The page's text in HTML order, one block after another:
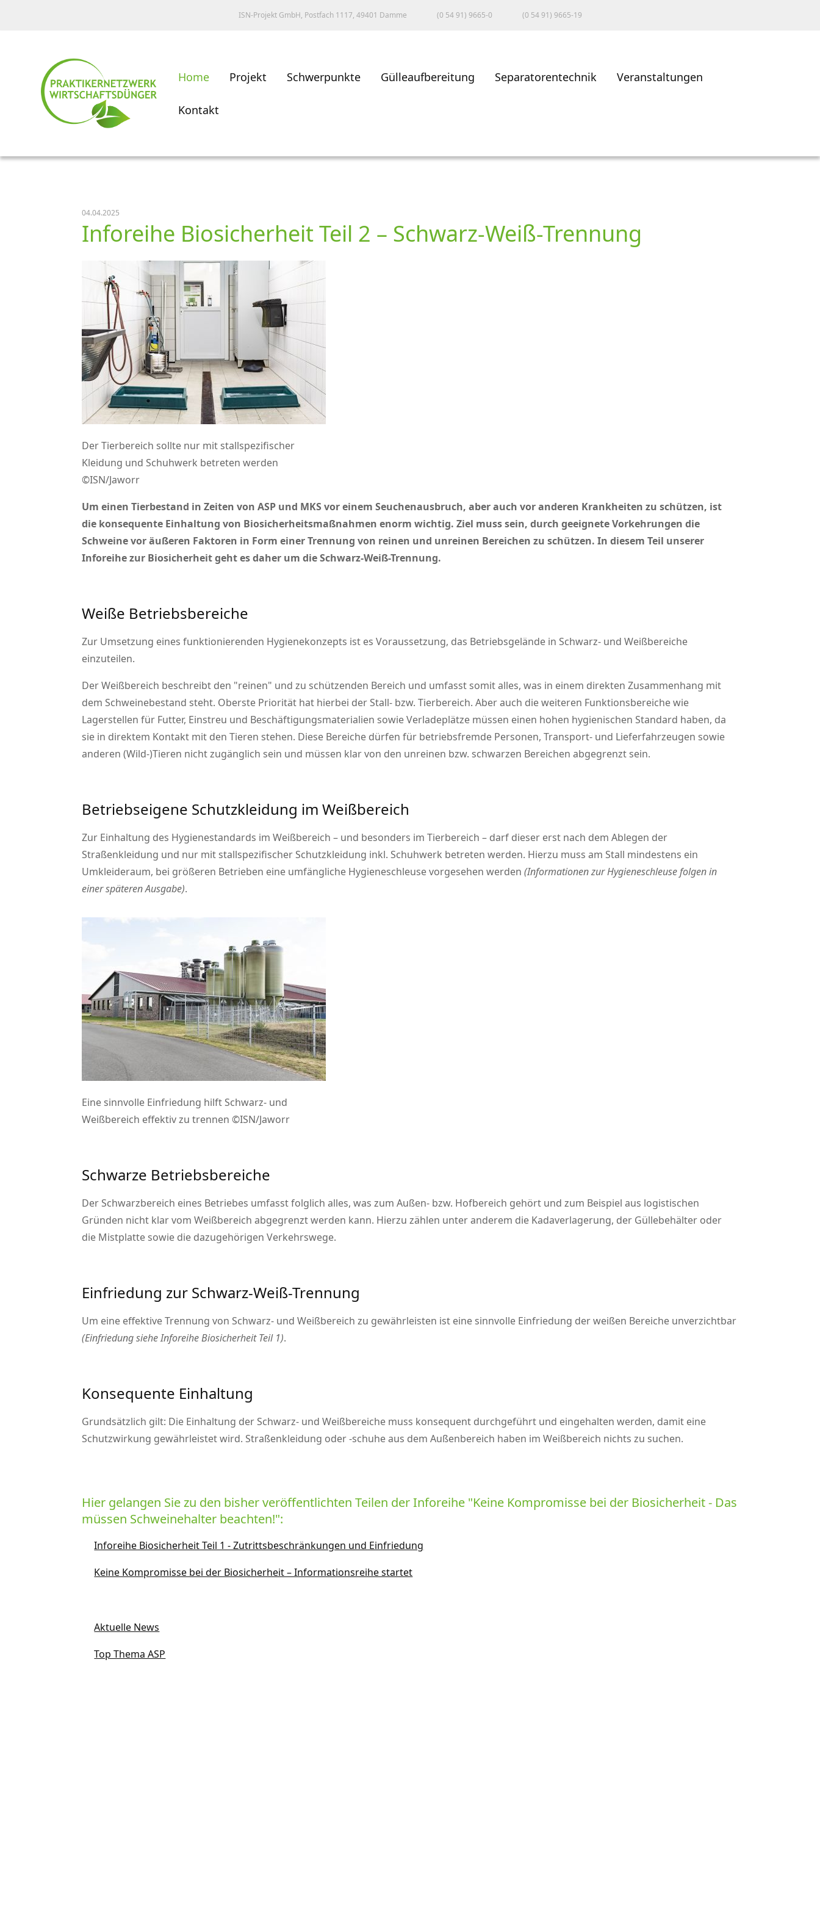
ISN-Projekt GmbH, Postfach 1117, 49401 Damme (0 54 91) 9665-0 (0 54 91) 9665-19
Home Projekt Schwerpunkte Gülleaufbereitung Separatorentechnik Veranstaltungen
Kontakt
04.04.2025
Inforeihe Biosicherheit Teil 2 – Schwarz-Weiß-Trennung
Der Tierbereich sollte nur mit stallspezifischer
Kleidung und Schuhwerk betreten werden
©ISN/Jaworr
Um einen Tierbestand in Zeiten von ASP und MKS vor einem Seuchenausbruch, aber auch vor anderen Krankheiten zu schützen, ist
die konsequente Einhaltung von Biosicherheitsmaßnahmen enorm wichtig. Ziel muss sein, durch geeignete Vorkehrungen die
Schweine vor äußeren Faktoren in Form einer Trennung von reinen und unreinen Bereichen zu schützen. In diesem Teil unserer
Inforeihe zur Biosicherheit geht es daher um die Schwarz-Weiß-Trennung.
Weiße Betriebsbereiche
Zur Umsetzung eines funktionierenden Hygienekonzepts ist es Voraussetzung, das Betriebsgelände in Schwarz- und Weißbereiche
einzuteilen.
Der Weißbereich beschreibt den reinen und zu schützenden Bereich und umfasst somit alles, was in einem direkten Zusammenhang mit
dem Schweinebestand steht. Oberste Priorität hat hierbei der Stall- bzw. Tierbereich. Aber auch die weiteren Funktionsbereiche wie
Lagerstellen für Futter, Einstreu und Beschäftigungsmaterialien sowie Verladeplätze müssen einen hohen hygienischen Standard haben, da
sie in direktem Kontakt mit den Tieren stehen. Diese Bereiche dürfen für betriebsfremde Personen, Transport- und Lieferfahrzeugen sowie
anderen (Wild-)Tieren nicht zugänglich sein und müssen klar von den unreinen bzw. schwarzen Bereichen abgegrenzt sein.
Betriebseigene Schutzkleidung im Weißbereich
Zur Einhaltung des Hygienestandards im Weißbereich – und besonders im Tierbereich – darf dieser erst nach dem Ablegen der
Straßenkleidung und nur mit stallspezifischer Schutzkleidung inkl. Schuhwerk betreten werden. Hierzu muss am Stall mindestens ein
Umkleideraum, bei größeren Betrieben eine umfängliche Hygieneschleuse vorgesehen werden(Informationen zur Hygieneschleuse folgen in
einer späteren Ausgabe).
Eine sinnvolle Einfriedung hilft Schwarz- und
Weißbereich effektiv zu trennen ©ISN/Jaworr
Schwarze Betriebsbereiche
Der Schwarzbereich eines Betriebes umfasst folglich alles, was zum Außen- bzw. Hofbereich gehört und zum Beispiel aus logistischen
Gründen nicht klar vom Weißbereich abgegrenzt werden kann. Hierzu zählen unter anderem die Kadaverlagerung, der Güllebehälter oder
die Mistplatte sowie die dazugehörigen Verkehrswege.
Einfriedung zur Schwarz-Weiß-Trennung
Um eine effektive Trennung von Schwarz- und Weißbereich zu gewährleisten ist eine sinnvolle Einfriedung der weißen Bereiche unverzichtbar
(Einfriedung siehe Inforeihe Biosicherheit Teil 1).
Konsequente Einhaltung
Grundsätzlich gilt: Die Einhaltung der Schwarz- und Weißbereiche muss konsequent durchgeführt und eingehalten werden, damit eine
Schutzwirkung gewährleistet wird. Straßenkleidung oder -schuhe aus dem Außenbereich haben im Weißbereich nichts zu suchen.
Hier gelangen Sie zu den bisher veröffentlichten Teilen der Inforeihe Keine Kompromisse bei der Biosicherheit - Das
müssen Schweinehalter beachten! :
Inforeihe Biosicherheit Teil 1 - Zutrittsbeschränkungen und Einfriedung
Keine Kompromisse bei der Biosicherheit – Informationsreihe startet
Aktuelle News
Top Thema ASP